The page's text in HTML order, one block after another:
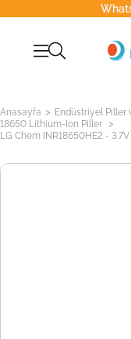
Anasayfa > Endüstriyel Piller
18650 Lithium-Ion Piller >
LG Chem INR18650HE2 -